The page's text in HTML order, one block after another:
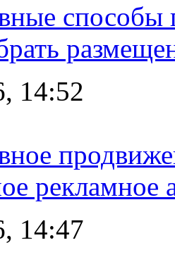
способы
14:52
рекламное
14:47